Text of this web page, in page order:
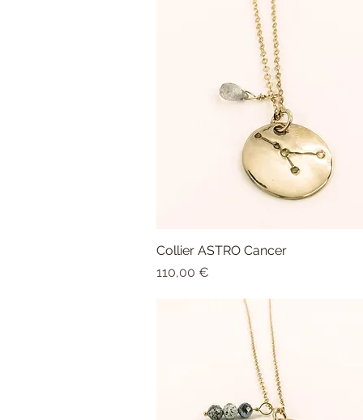
Aperçu rapide
Collier ASTRO Cancer
Prix
110,00 €